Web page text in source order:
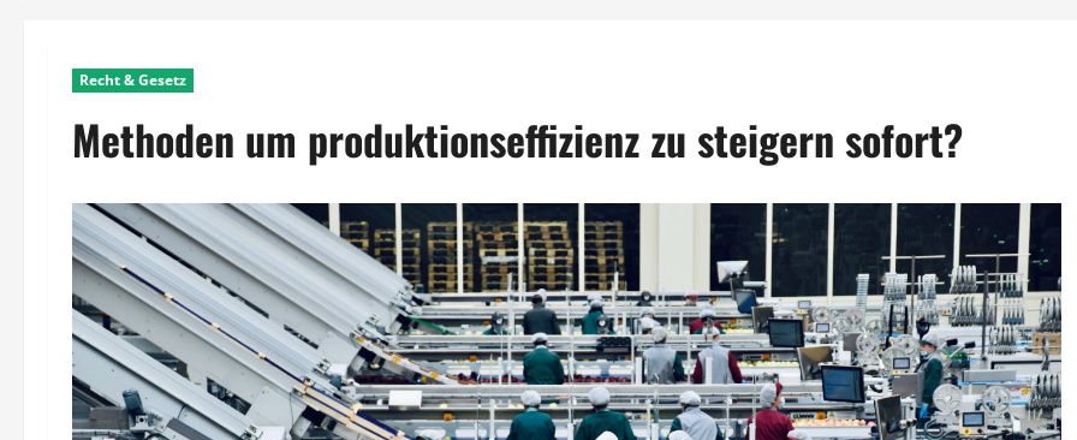
Recht & Gesetz
Methoden um produktionseffizienz zu steigern sofort?